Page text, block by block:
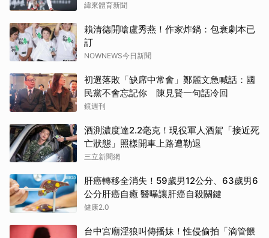
緯來體育新聞
賴清德開嗆盧秀燕！作家炸鍋：包衰劇本已
訂
NOWNEWS今日新聞
初選落敗「缺席中常會」鄭麗文急喊話：國
民黨不會忘記你 陳見賢一句話冷回
鏡週刊
酒測濃度達2.2毫克！現役軍人酒駕「接近死
亡狀態」照樣開車上路遭勒退
三立新聞網
肝癌轉移全消失！59歲男12公分、63歲男6
公分肝癌自癒 醫曝讓肝癌自殺關鍵
健康2.0
台中宮廟淫狼叫傳播妹！性侵偷拍「滴管餵
取消